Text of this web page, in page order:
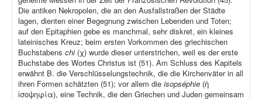
Die antiken Nekropolen, die an den Ausfallstraßen der Städte
lagen, dienten einer Begegnung zwischen Lebenden und Toten;
auf den Epitaphien gebe es manchmal, sehr diskret, ein kleines
lateinisches Kreuz; beim ersten Vorkommen des griechischen
Buchstabens chi (χ) wurde dieser unterstrichen, weil es der erste
Buchstabe des Wortes Christus ist (51). Am Schluss des Kapitels
erwähnt B. die Verschlüsselungstechnik, die die Kirchenväter in all
ihren Formen schätzten (51); vor allem die isopséphie (ἡ
ἰσοψηφία), eine Technik, die den Griechen und Juden gemeinsam